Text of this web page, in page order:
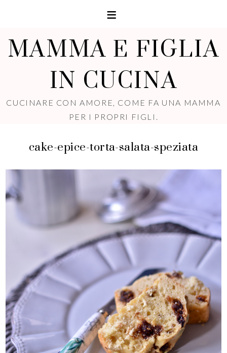
MAMMA E FIGLIA
IN CUCINA
CUCINARE CON AMORE, COME FA UNA MAMMA
PER I PROPRI FIGLI.
cake-epice-torta-salata-speziata